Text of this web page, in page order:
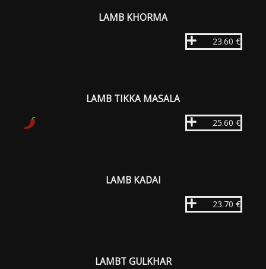
LAMB KHORMA
23.60 €
LAMB TIKKA MASALA
25.60 €
LAMB KADAI
23.70 €
LAMBT GULKHAR